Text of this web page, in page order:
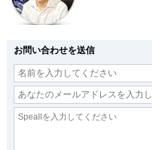
お問い合わせを送信